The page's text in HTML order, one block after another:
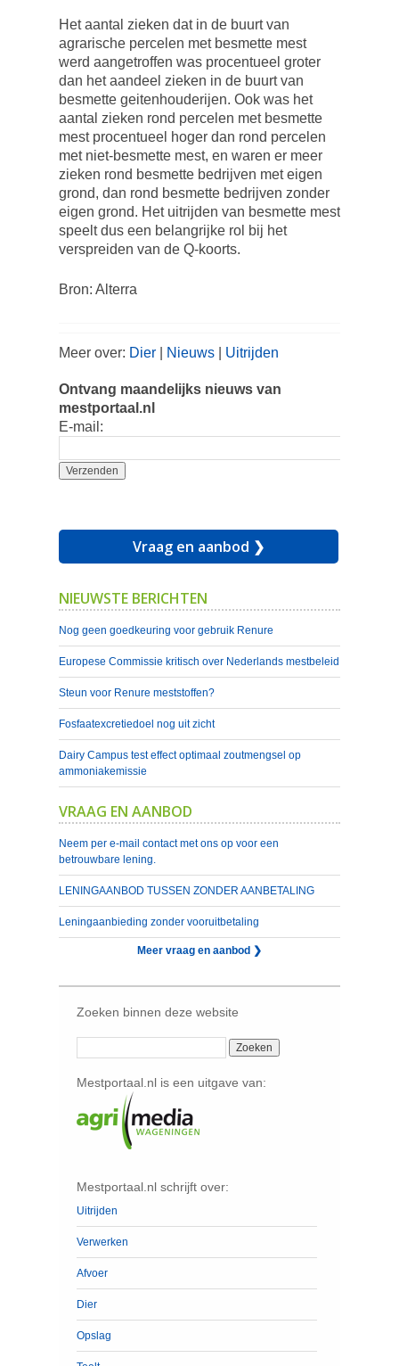
Het aantal zieken dat in de buurt van
agrarische percelen met besmette mest
werd aangetroffen was procentueel groter
dan het aandeel zieken in de buurt van
besmette geitenhouderijen. Ook was het
aantal zieken rond percelen met besmette
mest procentueel hoger dan rond percelen
met niet-besmette mest, en waren er meer
zieken rond besmette bedrijven met eigen
grond, dan rond besmette bedrijven zonder
eigen grond. Het uitrijden van besmette mest
speelt dus een belangrijke rol bij het
verspreiden van de Q-koorts.
Bron: Alterra
Meer over: Dier Nieuws Uitrijden
Ontvang maandelijks nieuws van
mestportaal.nl
E-mail:
Vraag en aanbod ❯
NIEUWSTE BERICHTEN
Nog geen goedkeuring voor gebruik Renure
Europese Commissie kritisch over Nederlands mestbeleid
Steun voor Renure meststoffen?
Fosfaatexcretiedoel nog uit zicht
Dairy Campus test effect optimaal zoutmengsel op
ammoniakemissie
VRAAG EN AANBOD
Neem per e-mail contact met ons op voor een
betrouwbare lening.
LENINGAANBOD TUSSEN ZONDER AANBETALING
Leningaanbieding zonder vooruitbetaling
Meer vraag en aanbod ❯
Zoeken binnen deze website
Mestportaal.nl is een uitgave van:
Mestportaal.nl schrijft over:
Uitrijden
Verwerken
Afvoer
Dier
Opslag